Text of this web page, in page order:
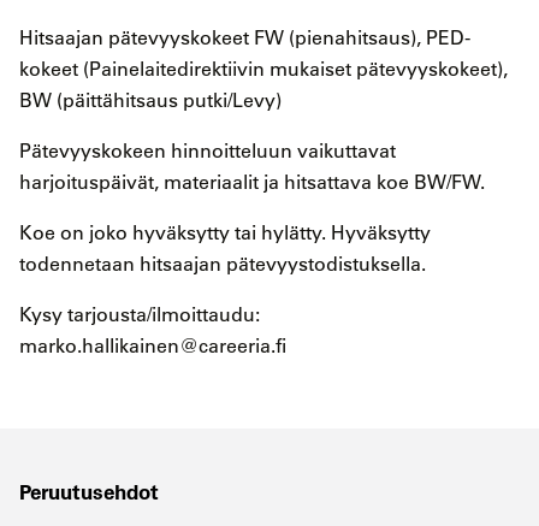
Hitsaajan pätevyyskokeet FW (pienahitsaus), PED-
kokeet (Painelaitedirektiivin mukaiset pätevyyskokeet),
BW (päittähitsaus putki/Levy)
Pätevyyskokeen hinnoitteluun vaikuttavat
harjoituspäivät, materiaalit ja hitsattava koe BW/FW.
Koe on joko hyväksytty tai hylätty. Hyväksytty
todennetaan hitsaajan pätevyystodistuksella.
Kysy tarjousta/ilmoittaudu:
marko.hallikainen@careeria.fi
Peruutusehdot